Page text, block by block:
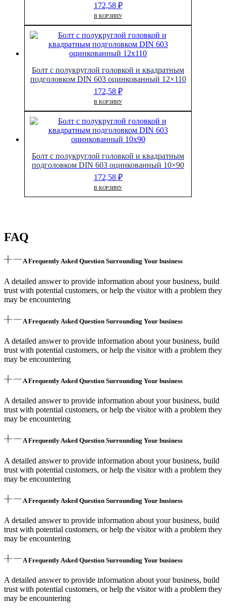
172,58 ₽
В КОРЗИНУ
Болт с полукруглой головкой и квадратным
подголовком DIN 603 оцинкованный 12×110
172,58 ₽
В КОРЗИНУ
Болт с полукруглой головкой и квадратным
подголовком DIN 603 оцинкованный 10×90
172,58 ₽
В КОРЗИНУ
FAQ
A Frequently Asked Question Surrounding Your business
A detailed answer to provide information about your business, build
trust with potential customers, or help the visitor with a problem they
may be encountering
A Frequently Asked Question Surrounding Your business
A detailed answer to provide information about your business, build
trust with potential customers, or help the visitor with a problem they
may be encountering
A Frequently Asked Question Surrounding Your business
A detailed answer to provide information about your business, build
trust with potential customers, or help the visitor with a problem they
may be encountering
A Frequently Asked Question Surrounding Your business
A detailed answer to provide information about your business, build
trust with potential customers, or help the visitor with a problem they
may be encountering
A Frequently Asked Question Surrounding Your business
A detailed answer to provide information about your business, build
trust with potential customers, or help the visitor with a problem they
may be encountering
A Frequently Asked Question Surrounding Your business
A detailed answer to provide information about your business, build
trust with potential customers, or help the visitor with a problem they
may be encountering